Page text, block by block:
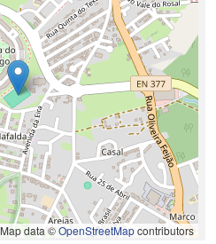
Map data ©OpenStreetMapcontributors